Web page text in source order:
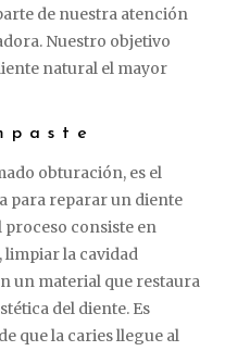
de nuestra atención
Nuestro objetivo
natural el mayor
obturación, es el
para reparar un diente
proceso consiste en
limpiar la cavidad
un material que restaura
del diente. Es
que la caries llegue al